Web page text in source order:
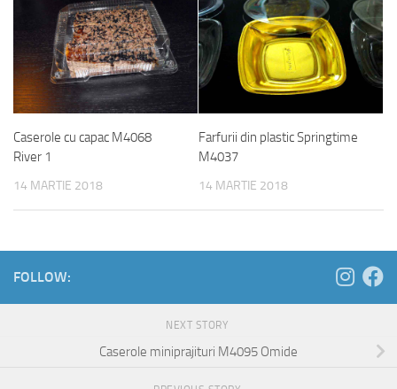
Caserole cu capac M4068
River 1
14 MARTIE 2018
Farfurii din plastic Springtime
M4037
14 MARTIE 2018
FOLLOW:
NEXT STORY
Caserole miniprajituri M4095 Omide